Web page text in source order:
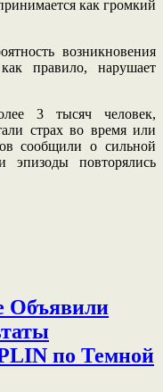
как громкий
возникновения
правило, нарушает
3 тысяч человек,
страх во время или
сообщили о сильной
эпизоды повторялись
Объявили
по Темной